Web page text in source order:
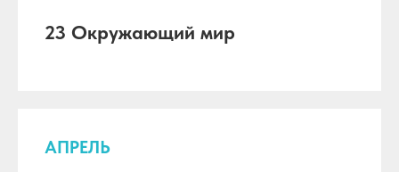
23 Окружающий мир
АПРЕЛЬ